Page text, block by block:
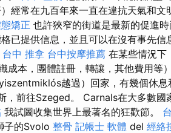
經常在九百年來一直在違抗天氣和文
矯正 也許狹窄的街道是最新的促進
已提供信息，並且可以在沒有事先信
台中 推拿 台中按摩推薦 在某些情況下
本，團體註冊，轉讓，其他費用等
越過）回家，有幾個休息
，前往Szeged。 Carnals在大多數國
我試圖收集世界上最著名的狂歡節。
子的Svolo 整骨 記帳士 軟體 del 經絡